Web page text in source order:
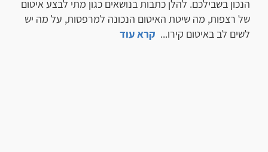
הנכון בשבילכם. להלן כתבות בנושאים כגון מתי לבצע איטום
של רצפות, מה שיטת האיטום הנכונה למרפסות, על מה יש
לשים לב באיטום קירו... קרא עוד